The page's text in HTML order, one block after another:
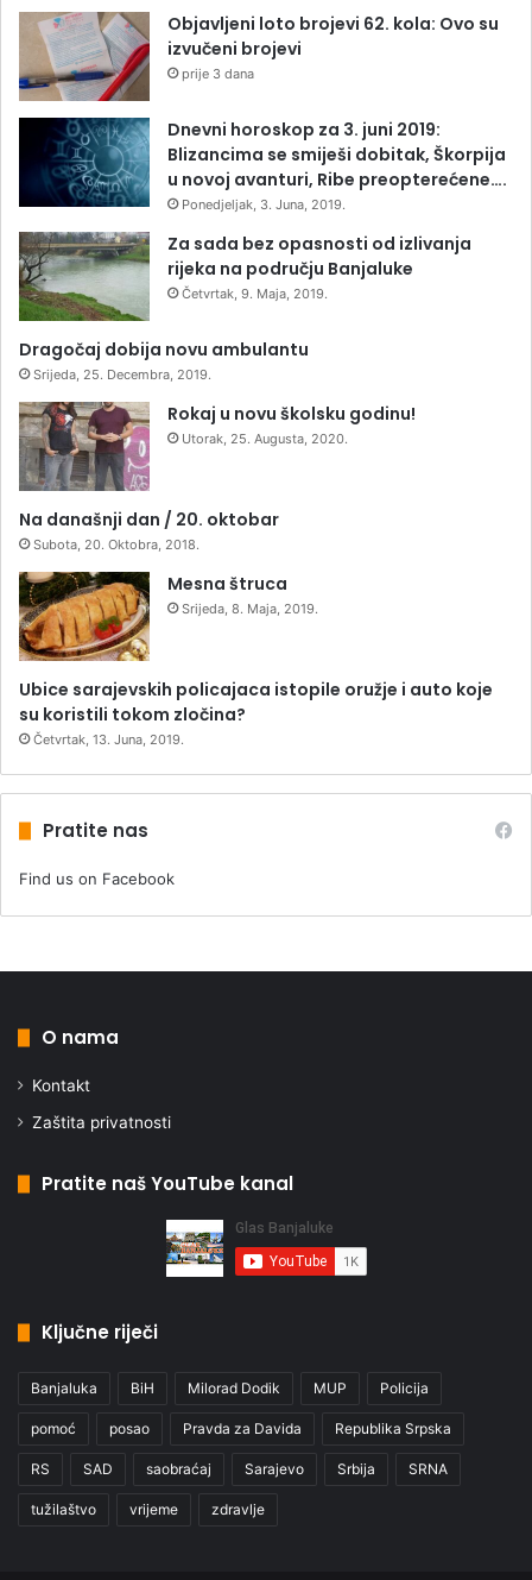
Objavljeni loto brojevi 62. kola: Ovo su
izvučeni brojevi
prije 3 dana
Dnevni horoskop za 3. juni 2019:
Blizancima se smiješi dobitak, Škorpija
u novoj avanturi, Ribe preopterećene….
Ponedjeljak, 3. Juna, 2019.
Za sada bez opasnosti od izlivanja
rijeka na području Banjaluke
Četvrtak, 9. Maja, 2019.
Dragočaj dobija novu ambulantu
Srijeda, 25. Decembra, 2019.
Rokaj u novu školsku godinu!
Utorak, 25. Augusta, 2020.
Na današnji dan / 20. oktobar
Subota, 20. Oktobra, 2018.
Mesna štruca
Srijeda, 8. Maja, 2019.
Ubice sarajevskih policajaca istopile oružje i auto koje
su koristili tokom zločina?
Četvrtak, 13. Juna, 2019.
Pratite nas
Find us on Facebook
O nama
Kontakt
Zaštita privatnosti
Pratite naš YouTube kanal
Ključne riječi
Banjaluka BiH Milorad Dodik MUP Policija
pomoć posao Pravda za Davida Republika Srpska
RS SAD saobraćaj Sarajevo Srbija SRNA
tužilaštvo vrijeme zdravlje